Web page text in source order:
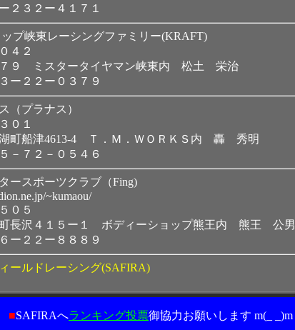
２３２ー４１７１
プ峡東レーシングファミリー(KRAFT)
４２
７９ ミスタータイヤマン峡東内 松土 栄治
ー２２ー０３７９
（プラナス）
０１
町船津4613-4 Ｔ．Ｍ．ＷＯＲＫＳ内 轟 秀明
－７２－０５４６
ースポーツクラブ（Fing)
~kumaou/
０５
長沢４１５ー１ ボディーショップ熊王内 熊王 公男
ー２２ー８８８９
ールドレーシング(SAFIRA)
■SAFIRAへランキング投票御協力お願いします m(_ _)m